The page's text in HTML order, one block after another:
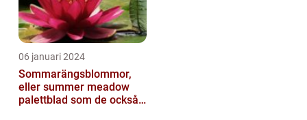
06 januari 2024
Sommarängsblommor,
eller summer meadow
palettblad som de också